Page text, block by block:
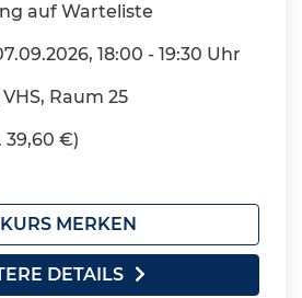
auf Warteliste
18:00 - 19:30 Uhr
Raum 25
39,60 €)
MERKEN
DETAILS